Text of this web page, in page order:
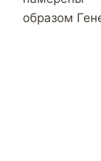
образом